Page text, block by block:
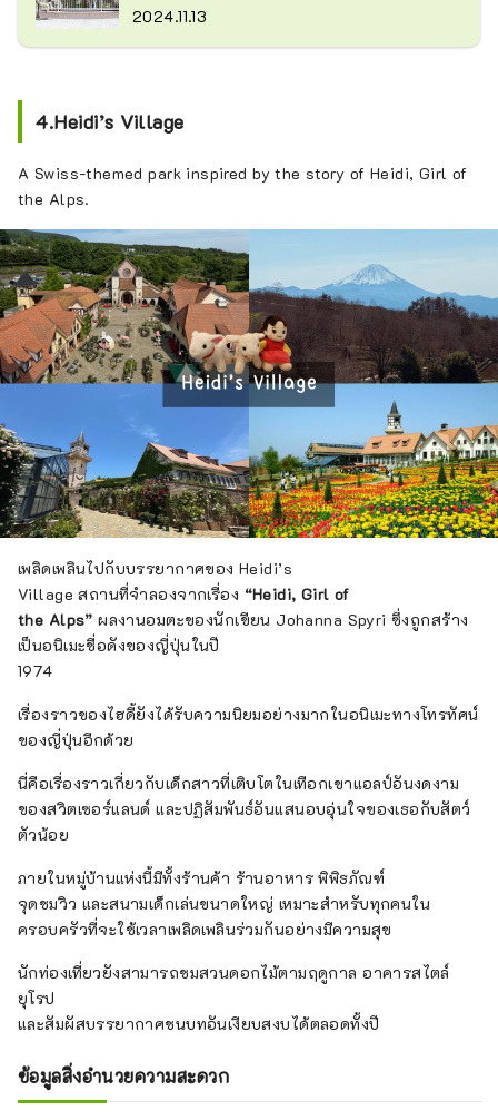
2024.11.13
4.Heidi’s Village
A Swiss-themed park inspired by the story of Heidi, Girl of
the Alps.
เพลิดเพลินไปกับบรรยากาศของ Heidi’s
Village สถานที่จำลองจากเรื่อง “Heidi, Girl of
the Alps” ผลงานอมตะของนักเขียน Johanna Spyri ซึ่งถูกสร้าง
เป็นอนิเมะชื่อดังของญี่ปุ่นในปี
1974
เรื่องราวของไฮดี้ยังได้รับความนิยมอย่างมากในอนิเมะทางโทรทัศน์
ของญี่ปุ่นอีกด้วย
นี่คือเรื่องราวเกี่ยวกับเด็กสาวที่เติบโตในเทือกเขาแอลป์อันงดงาม
ของสวิตเซอร์แลนด์ และปฏิสัมพันธ์อันแสนอบอุ่นใจของเธอกับสัตว์
ตัวน้อย
ภายในหมู่บ้านแห่งนี้มีทั้งร้านค้า ร้านอาหาร พิพิธภัณฑ์
จุดชมวิว และสนามเด็กเล่นขนาดใหญ่ เหมาะสำหรับทุกคนใน
ครอบครัวที่จะใช้เวลาเพลิดเพลินร่วมกันอย่างมีความสุข
นักท่องเที่ยวยังสามารถชมสวนดอกไม้ตามฤดูกาล อาคารสไตล์
ยุโรป
และสัมผัสบรรยากาศชนบทอันเงียบสงบได้ตลอดทั้งปี
ข้อมูลสิ่งอำนวยความสะดวก